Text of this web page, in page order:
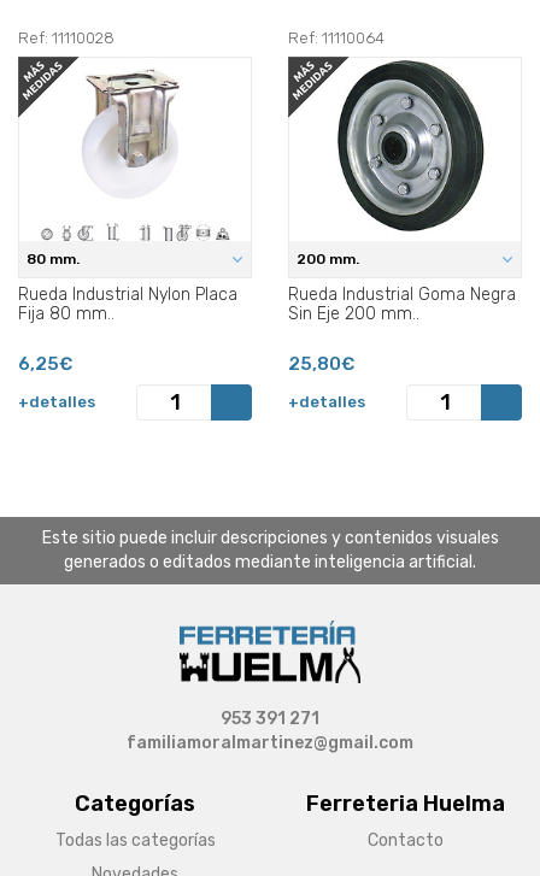
Ref: 11110028
80 mm.
Rueda Industrial Nylon Placa
Fija 80 mm..
6,25€
+detalles
Ref: 11110064
200 mm.
Rueda Industrial Goma Negra
Sin Eje 200 mm..
25,80€
+detalles
Este sitio puede incluir descripciones y contenidos visuales
generados o editados mediante inteligencia artificial.
Categorías
Todas las categorías
Ferreteria Huelma
Contacto
953 391 271
familiamoralmartinez@gmail.com